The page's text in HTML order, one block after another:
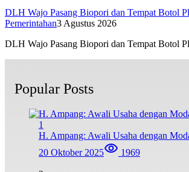
DLH Wajo Pasang Biopori dan Tempat Botol
Pemerintahan3 Agustus 2026
DLH Wajo Pasang Biopori dan Tempat Botol
Popular Posts
1
H. Ampang: Awali Usaha dengan
20 Oktober 2025
1969